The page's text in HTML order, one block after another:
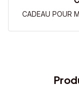
CADEAU POUR